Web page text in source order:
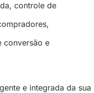
controle de
conversão e
e integrada da sua